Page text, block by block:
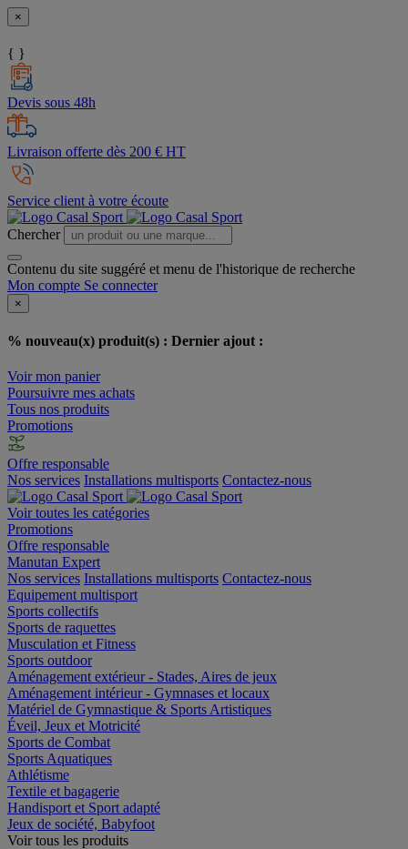
×
{ }
Devis sous 48h
Livraison offerte dès 200 € HT
Service client à votre écoute
Chercher
Contenu du site suggéré et menu de l'historique de recherche
Mon compte Se connecter
×
% nouveau(x) produit(s) : Dernier ajout :
Voir mon panier
Poursuivre mes achats
Tous nos produits
Promotions
Offre responsable
Nos services Installations multisports Contactez-nous
Voir toutes les catégories
Promotions
Offre responsable
Manutan Expert
Nos services Installations multisports Contactez-nous
Equipement multisport
Sports collectifs
Sports de raquettes
Musculation et Fitness
Sports outdoor
Aménagement extérieur - Stades, Aires de jeux
Aménagement intérieur - Gymnases et locaux
Matériel de Gymnastique & Sports Artistiques
Éveil, Jeux et Motricité
Sports de Combat
Sports Aquatiques
Athlétisme
Textile et bagagerie
Handisport et Sport adapté
Jeux de société, Babyfoot
Voir tous les produits